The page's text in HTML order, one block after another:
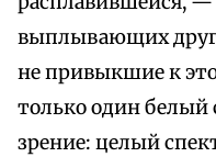
выплывающих друг
не привыкшие к
только один белый
зрение: целый